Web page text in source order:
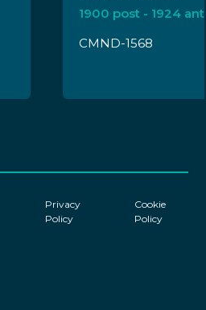
1900 post - 1924 ante
CMND-1568
Privacy
Policy
Cookie
Policy